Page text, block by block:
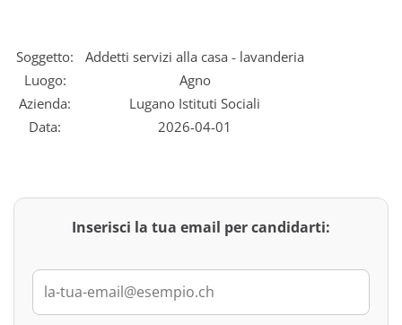
Soggetto:
Addetti servizi alla casa - lavanderia
Luogo:
Agno
Azienda:
Lugano Istituti Sociali
Data:
2026-04-01
Inserisci la tua email per candidarti: